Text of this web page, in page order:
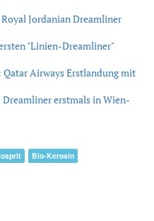
Jordanian Dreamliner
"Linien-Dreamliner"
Airways Erstlandung mit
erstmals in Wien-
Bio-Kerosin